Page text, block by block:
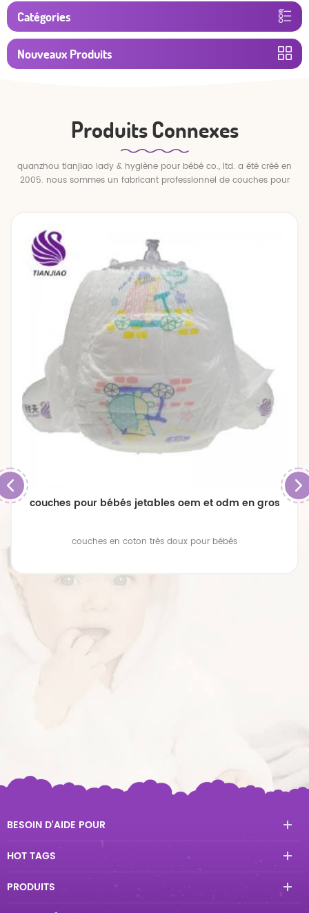
Catégories
Nouveaux Produits
Produits Connexes
quanzhou tianjiao lady & hygiène pour bébé co., ltd. a été créé en
2005. nous sommes un fabricant professionnel de couches pour
couches pour bébés jetables oem et odm en gros
couches en coton très doux pour bébés
BESOIN D'AIDE POUR
HOT TAGS
PRODUITS